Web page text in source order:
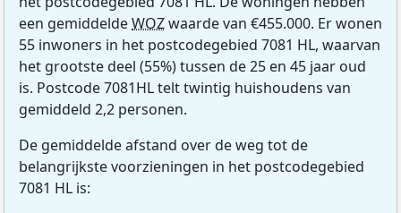
een gemiddeldeWOZwaarde van €455.000. Er wonen
55 inwoners in het postcodegebied 7081 HL, waarvan
het grootste deel (55%) tussen de 25 en 45 jaar oud
is. Postcode 7081HL telt twintig huishoudens van
gemiddeld 2,2 personen.
De gemiddelde afstand over de weg tot de
belangrijkste voorzieningen in het postcodegebied
7081 HL is: